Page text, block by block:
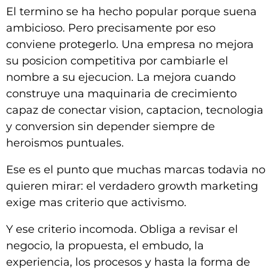
El termino se ha hecho popular porque suena
ambicioso. Pero precisamente por eso
conviene protegerlo. Una empresa no mejora
su posicion competitiva por cambiarle el
nombre a su ejecucion. La mejora cuando
construye una maquinaria de crecimiento
capaz de conectar vision, captacion, tecnologia
y conversion sin depender siempre de
heroismos puntuales.
Ese es el punto que muchas marcas todavia no
quieren mirar: el verdadero growth marketing
exige mas criterio que activismo.
Y ese criterio incomoda. Obliga a revisar el
negocio, la propuesta, el embudo, la
experiencia, los procesos y hasta la forma de